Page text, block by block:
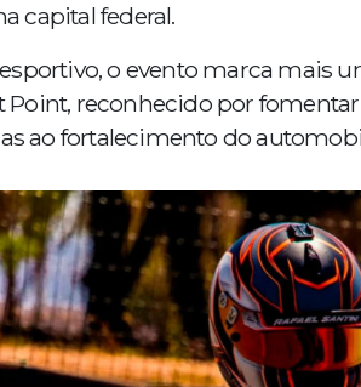
capital federal.
o evento marca mais
Point, reconhecido por
ao fortalecimento do